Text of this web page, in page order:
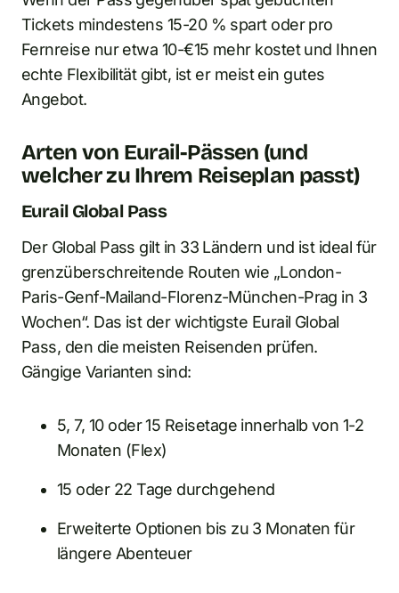
Tickets mindestens 15-20 % spart oder pro
Fernreise nur etwa 10-€15 mehr kostet und Ihnen
echte Flexibilität gibt, ist er meist ein gutes
Angebot.
Arten von Eurail-Pässen (und
welcher zu Ihrem Reiseplan passt)
Eurail Global Pass
Der Global Pass gilt in 33 Ländern und ist ideal für
grenzüberschreitende Routen wie „London-
Paris-Genf-Mailand-Florenz-München-Prag in 3
Wochen“. Das ist der wichtigste Eurail Global
Pass, den die meisten Reisenden prüfen.
Gängige Varianten sind:
5, 7, 10 oder 15 Reisetage innerhalb von 1-2
Monaten (Flex)
15 oder 22 Tage durchgehend
Erweiterte Optionen bis zu 3 Monaten für
längere Abenteuer